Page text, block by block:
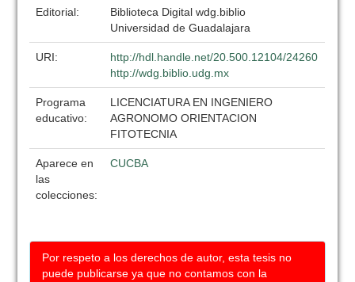
Editorial:
Biblioteca Digital wdg.biblio
Universidad de Guadalajara
URI:
http://hdl.handle.net/20.500.12104/24260
http://wdg.biblio.udg.mx
Programa
educativo:
LICENCIATURA EN INGENIERO
AGRONOMO ORIENTACION
FITOTECNIA
Aparece en
las
colecciones:
CUCBA
Por respeto a los derechos de autor, esta tesis no
puede publicarse ya que no contamos con la